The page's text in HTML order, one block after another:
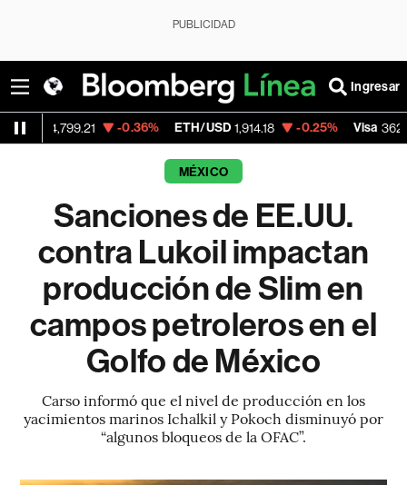
PUBLICIDAD
Ingresar
-0.36% ETH/USD 1,914.18 -0.25% Visa 362.50 -
MÉXICO
Sanciones de EE.UU.
contra Lukoil impactan
producción de Slim en
campos petroleros en el
Golfo de México
Carso informó que el nivel de producción en los
yacimientos marinos Ichalkil y Pokoch disminuyó por
“algunos bloqueos de la OFAC”.